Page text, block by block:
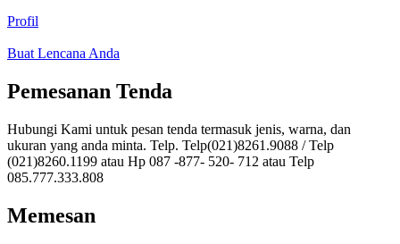
Profil
Buat Lencana Anda
Pemesanan Tenda
Hubungi Kami untuk pesan tenda termasuk jenis, warna, dan
ukuran yang anda minta. Telp. Telp(021)8261.9088 / Telp
(021)8260.1199 atau Hp 087 -877- 520- 712 atau Telp
085.777.333.808
Memesan